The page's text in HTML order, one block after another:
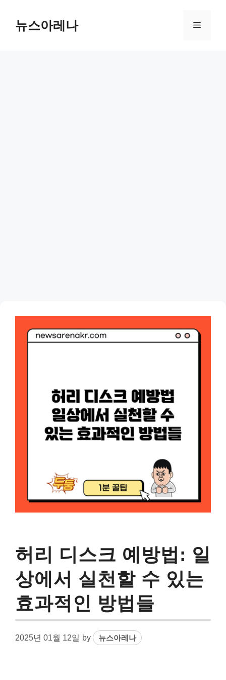
content뉴스아레나 Menu
허리 디스크 예방법: 일
상에서 실천할 수 있는
효과적인 방법들
2025년 01월 12일 by 뉴스아레나